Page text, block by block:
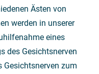
Ästen von
werden in unserer
eines
des Gesichtsnerven
Gesichtsnerven zum